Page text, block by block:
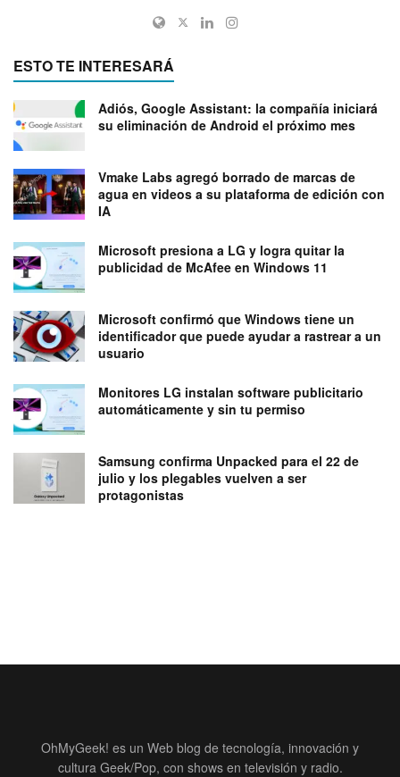
ESTO TE INTERESARÁ
Adiós, Google Assistant: la compañía iniciará
su eliminación de Android el próximo mes
Vmake Labs agregó borrado de marcas de
agua en videos a su plataforma de edición con
IA
Microsoft presiona a LG y logra quitar la
publicidad de McAfee en Windows 11
Microsoft confirmó que Windows tiene un
identificador que puede ayudar a rastrear a un
usuario
Monitores LG instalan software publicitario
automáticamente y sin tu permiso
Samsung confirma Unpacked para el 22 de
julio y los plegables vuelven a ser
protagonistas
OhMyGeek! es un Web blog de tecnología, innovación y
cultura Geek/Pop, con shows en televisión y radio.